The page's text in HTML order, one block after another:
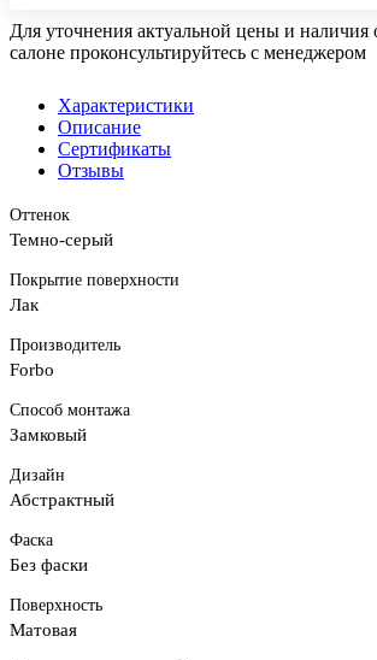
Для уточнения актуальной цены и наличия
салоне проконсультируйтесь с менеджером
Характеристики
Описание
Сертификаты
Отзывы
Оттенок
Темно-серый
Покрытие поверхности
Лак
Производитель
Forbo
Способ монтажа
Замковый
Дизайн
Абстрактный
Фаска
Без фаски
Поверхность
Матовая